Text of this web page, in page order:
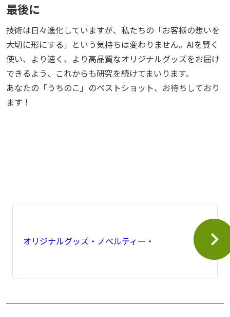
最後に
技術は日々進化していますが、私たちの「お客様の想いを
大切に形にする」という気持ちは変わりません。AIを賢く
使い、より速く、より高品質なオリジナルグッズをお届け
できるよう、これからも研究を続けてまいります。
あなたの「うちのこ」のベストショット、お待ちしており
ます！
オリジナルグッズ・ノベルティー・